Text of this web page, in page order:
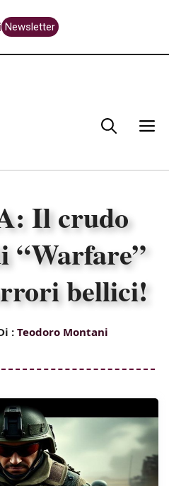
Newsletter
Il crudo
“Warfare”
bellici!
:Teodoro Montani